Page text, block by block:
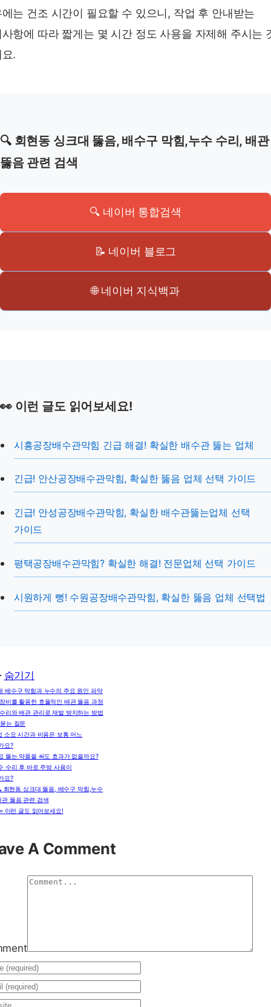
는 건조 시간이 필요할 수 있으니, 작업 후 안내받는
항에 따라 짧게는 몇 시간 정도 사용을 자제해 주시는
.
🔍 회현동 싱크대 뚫음, 배수구 막힘,누수 수리, 배관
뚫음 관련 검색
🔍 네이버 통합검색
📝 네이버 블로그
🌐 네이버 지식백과
👀 이런 글도 읽어보세요!
시흥공장배수관막힘 긴급 해결! 확실한 배수관 뚫는 업체
긴급! 안산공장배수관막힘, 확실한 뚫음 업체 선택 가이드
긴급! 안성공장배수관막힘, 확실한 배수관뚫는업체 선택
가이드
평택공장배수관막힘? 확실한 해결! 전문업체 선택 가이드
시원하게 뻥! 수원공장배수관막힘, 확실한 뚫음 업체 선택법
숨기기
배수구 막힘과 누수의 주요 원인 파악
비를 활용한 효율적인 배관 뚫음 과정
리와 배관 관리로 재발 방지하는 방법
는 질문
소요 시간과 비용은 보통 어느
요?
뚫는 약품을 써도 효과가 없을까요?
수리 후 바로 주방 사용이
요?
회현동 싱크대 뚫음, 배수구 막힘,누수
관 뚫음 관련 검색
이런 글도 읽어보세요!
A Comment